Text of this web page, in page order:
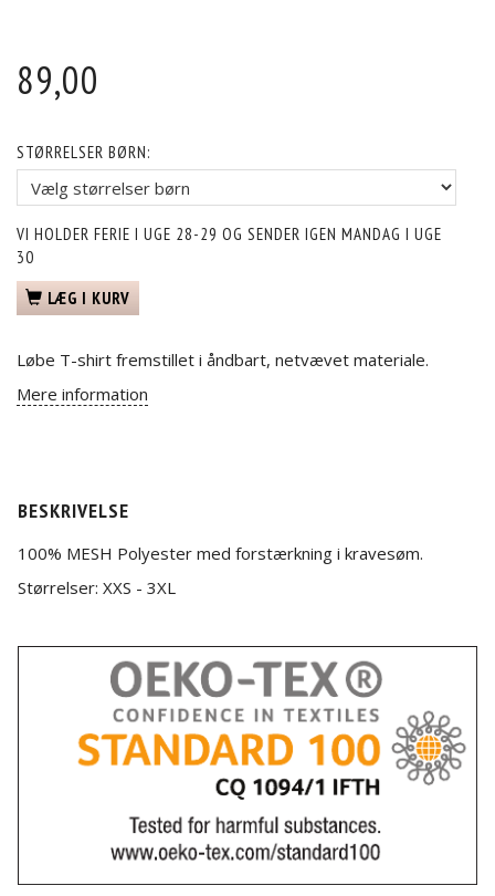
89,00
STØRRELSER BØRN:
VI HOLDER FERIE I UGE 28-29 OG SENDER IGEN MANDAG I UGE
30
LÆG I KURV
Løbe T-shirt fremstillet i åndbart, netvævet materiale.
Mere information
BESKRIVELSE
100% MESH Polyester med forstærkning i kravesøm.
Størrelser: XXS - 3XL